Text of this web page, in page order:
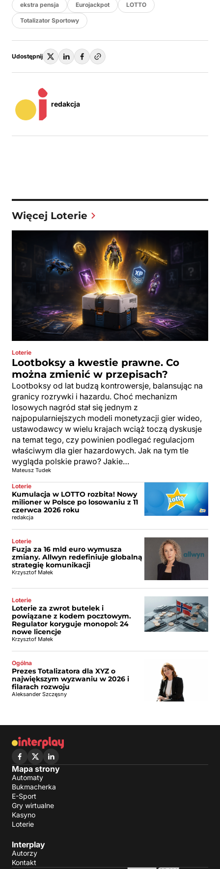
ekstra pensja Eurojackpot LOTTO
Totalizator Sportowy
Udostępnij
redakcja
Więcej Loterie
Loterie
Lootboksy a kwestie prawne. Co
można zmienić w przepisach?
Lootboksy od lat budzą kontrowersje, balansując na
granicy rozrywki i hazardu. Choć mechanizm
losowych nagród stał się jednym z
najpopularniejszych modeli monetyzacji gier wideo,
ustawodawcy w wielu krajach wciąż toczą dyskusje
na temat tego, czy powinien podlegać regulacjom
właściwym dla gier hazardowych. Jak na tym tle
wygląda polskie prawo? Jakie…
Mateusz Tudek
Loterie
Kumulacja w LOTTO rozbita! Nowy
milioner w Polsce po losowaniu z 11
czerwca 2026 roku
redakcja
Loterie
Fuzja za 16 mld euro wymusza
zmiany. Allwyn redefiniuje globalną
strategię komunikacji
Krzysztof Małek
Loterie
Loterie za zwrot butelek i
powiązane z kodem pocztowym.
Regulator koryguje monopol: 24
nowe licencje
Krzysztof Małek
Ogólna
Prezes Totalizatora dla XYZ o
największym wyzwaniu w 2026 i
filarach rozwoju
Aleksander Szczęsny
Mapa strony
Automaty
Bukmacherka
E-Sport
Gry wirtualne
Kasyno
Loterie
Interplay
Autorzy
Kontakt